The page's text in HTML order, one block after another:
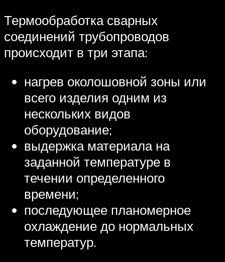
Термообработка сварных
соединений трубопроводов
происходит в три этапа:
нагрев околошовной зоны или
всего изделия одним из
нескольких видов
оборудование;
выдержка материала на
заданной температуре в
течении определенного
времени;
последующее планомерное
охлаждение до нормальных
температур.